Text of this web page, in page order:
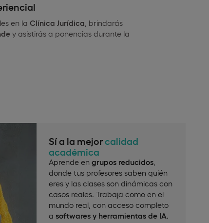
en la Clínica Jurídica , brindarás
y asistirás a ponencias durante la
Sí a la mejorcalidad
académica
Aprende en grupos reducidos
donde tus profesores saben quién
eres y las clases son dinámicas con
casos reales. Trabaja como en el
mundo real, con acceso completo
a softwares y herramientas de IA.